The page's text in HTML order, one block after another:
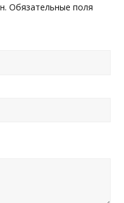
Обязательные поля